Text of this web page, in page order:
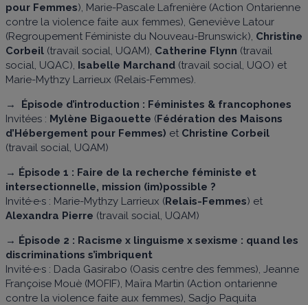
pour Femmes), Marie-Pascale Lafrenière (Action Ontarienne
contre la violence faite aux femmes), Geneviève Latour
(Regroupement Féministe du Nouveau-Brunswick), Christine
Corbeil (travail social, UQAM), Catherine Flynn (travail
social, UQAC), Isabelle Marchand (travail social, UQO) et
Marie-Mythzy Larrieux (Relais-Femmes).
→ Épisode d’introduction : Féministes & francophones
Invitées : Mylène Bigaouette (Fédération des Maisons
d’Hébergement pour Femmes) et Christine Corbeil
(travail social, UQAM)
→ Épisode 1 : Faire de la recherche féministe et
intersectionnelle, mission (im)possible ?
Invité·e·s : Marie-Mythzy Larrieux (Relais-Femmes) et
Alexandra Pierre (travail social, UQAM)
→ Épisode 2 : Racisme x linguisme x sexisme : quand les
discriminations s’imbriquent
Invité·e·s : Dada Gasirabo (Oasis centre des femmes), Jeanne
Françoise Mouè (MOFIF), Maïra Martin (Action ontarienne
contre la violence faite aux femmes), Sadjo Paquita